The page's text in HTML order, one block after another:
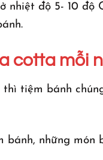
nhiệt độ 5- 10 độ
cotta mỗi
tiệm bánh
bánh, những